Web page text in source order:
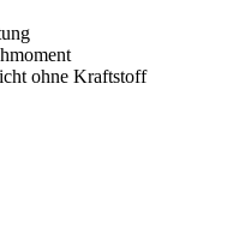
ohne Kraftstoff